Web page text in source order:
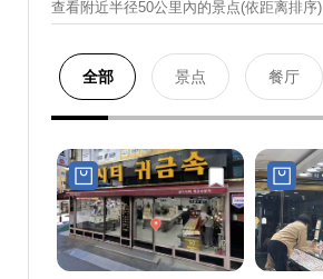
查看附近半径50公里內的景点(依距离排序)
全部 景点 餐厅